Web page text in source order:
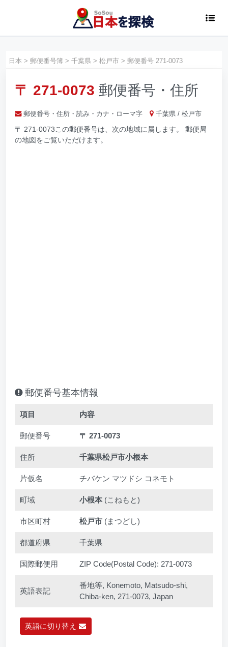
日本 > 郵便番号簿 > 千葉県 > 松戸市 > 郵便番号 271-0073
〒 271-0073 郵便番号・住所
郵便番号・住所・読み・カナ・ローマ字 千葉県 / 松戸市
〒 271-0073この郵便番号は、次の地域に属します。 郵便局
の地図をご覧いただけます。
郵便番号基本情報
項目 内容
郵便番号 〒 271-0073
住所 千葉県松戸市小根本
片仮名 チバケン マツドシ コネモト
町域 小根本 (こねもと)
市区町村 松戸市 (まつどし)
都道府県 千葉県
国際郵便用 ZIP Code(Postal Code): 271-0073
英語表記
番地等, Konemoto, Matsudo-shi,
Chiba-ken, 271-0073, Japan
英語に切り替え